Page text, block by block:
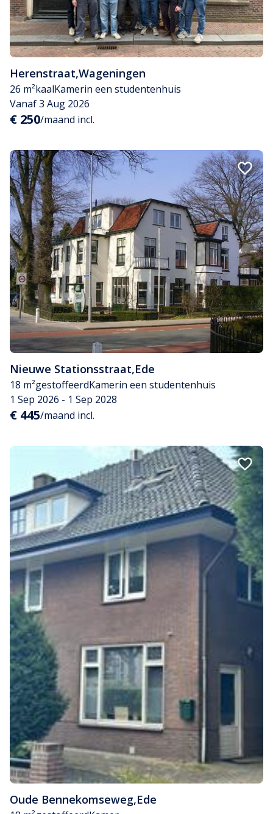
Herenstraat,Wageningen
26 m²kaalKamerin een studentenhuis
Vanaf 3 Aug 2026
€ 250/maand incl.
Nieuwe Stationsstraat,Ede
18 m²gestoffeerdKamerin een studentenhuis
1 Sep 2026 - 1 Sep 2028
€ 445/maand incl.
Oude Bennekomseweg,Ede